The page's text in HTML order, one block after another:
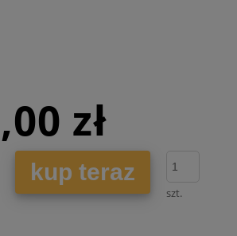
zł
kup teraz
szt.